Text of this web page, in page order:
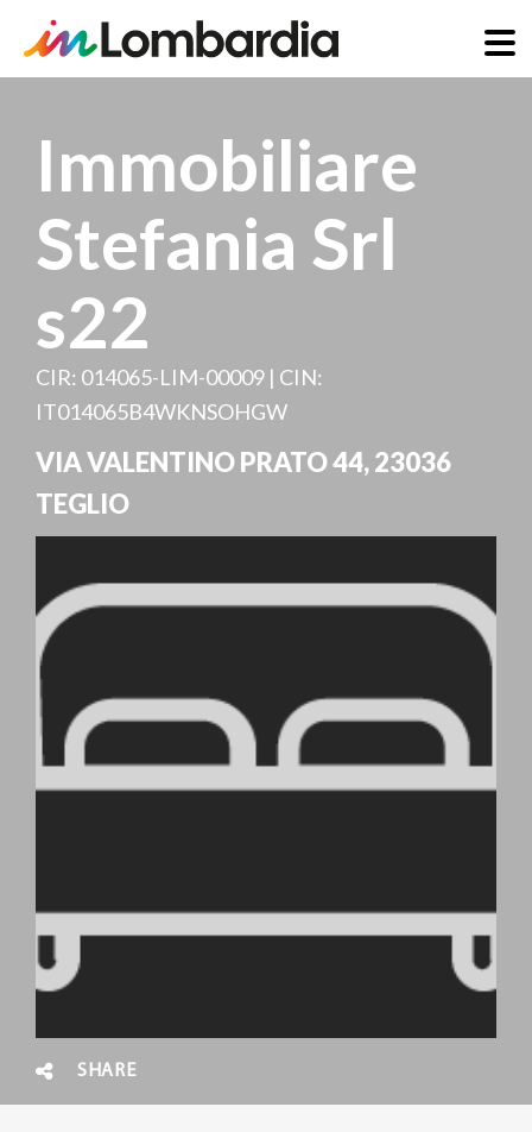
contentImmobiliare
Stefania Srl
s22
CIR: 014065-LIM-00009 | CIN:
IT014065B4WKNSOHGW
VIA VALENTINO PRATO 44,23036
TEGLIO
SHARE